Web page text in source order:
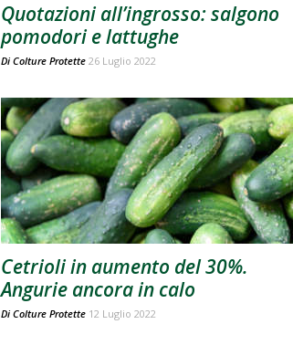
Quotazioni all’ingrosso: salgono
pomodori e lattughe
Di Colture Protette 26 Luglio 2022
Cetrioli in aumento del 30%.
Angurie ancora in calo
Di Colture Protette 12 Luglio 2022